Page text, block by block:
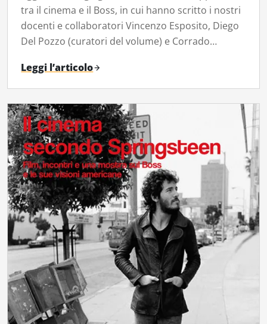
tra il cinema e il Boss, in cui hanno scritto i nostri
docenti e collaboratori Vincenzo Esposito, Diego
Del Pozzo (curatori del volume) e Corrado…
Leggi l’articolo